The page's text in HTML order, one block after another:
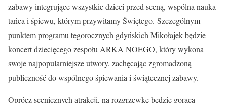
zabawy integrujące wszystkie dzieci przed sceną, wspólna nauka
tańca i śpiewu, którym przywitamy Świętego. Szczególnym
punktem programu tegorocznych gdyńskich Mikołajek będzie
koncert dziecięcego zespołu ARKA NOEGO, który wykona
swoje najpopularniejsze utwory, zachęcając zgromadzoną
publiczność do wspólnego śpiewania i świątecznej zabawy.
Oprócz scenicznych atrakcji, na rozgrzewkę będzie gorąca